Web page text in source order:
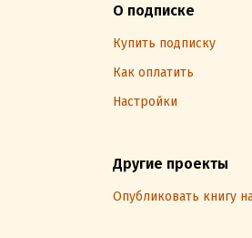
О подписке
Купить подписку
Как оплатить
Настройки
Другие проекты
Опубликовать книгу